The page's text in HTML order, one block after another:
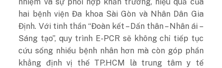
hai bệnh viện Đa khoa Sài Gòn và Nhân Dân Gia
Định. Với tinh thần “Đoàn kết – Dấn thân – Nhân ái –
Sáng tạo”, quy trình E-PCR sẽ không chỉ tiếp tục
cứu sống nhiều bệnh nhân hơn mà còn góp phần
khẳng định vị thế TP.HCM là trung tâm y tế